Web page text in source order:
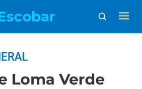
Loma Verde